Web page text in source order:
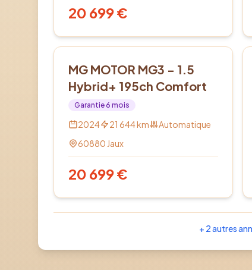
20 699€
MG MOTOR MG3 - 1.5
Hybrid+ 195ch Comfort
Garantie6 mois
2024 21 644km
Automatique
60880 Jaux
20 699€
+ 2autres